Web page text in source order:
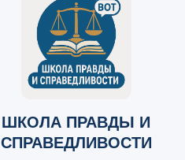
ШКОЛА ПРАВДЫ И
СПРАВЕДЛИВОСТИ